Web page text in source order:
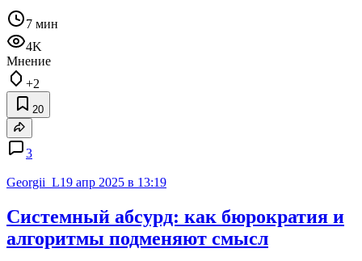
7 мин
4K
Мнение
+2
20
3
Georgii_L19 апр 2025 в 13:19
Системный абсурд: как бюрократия и
алгоритмы подменяют смысл